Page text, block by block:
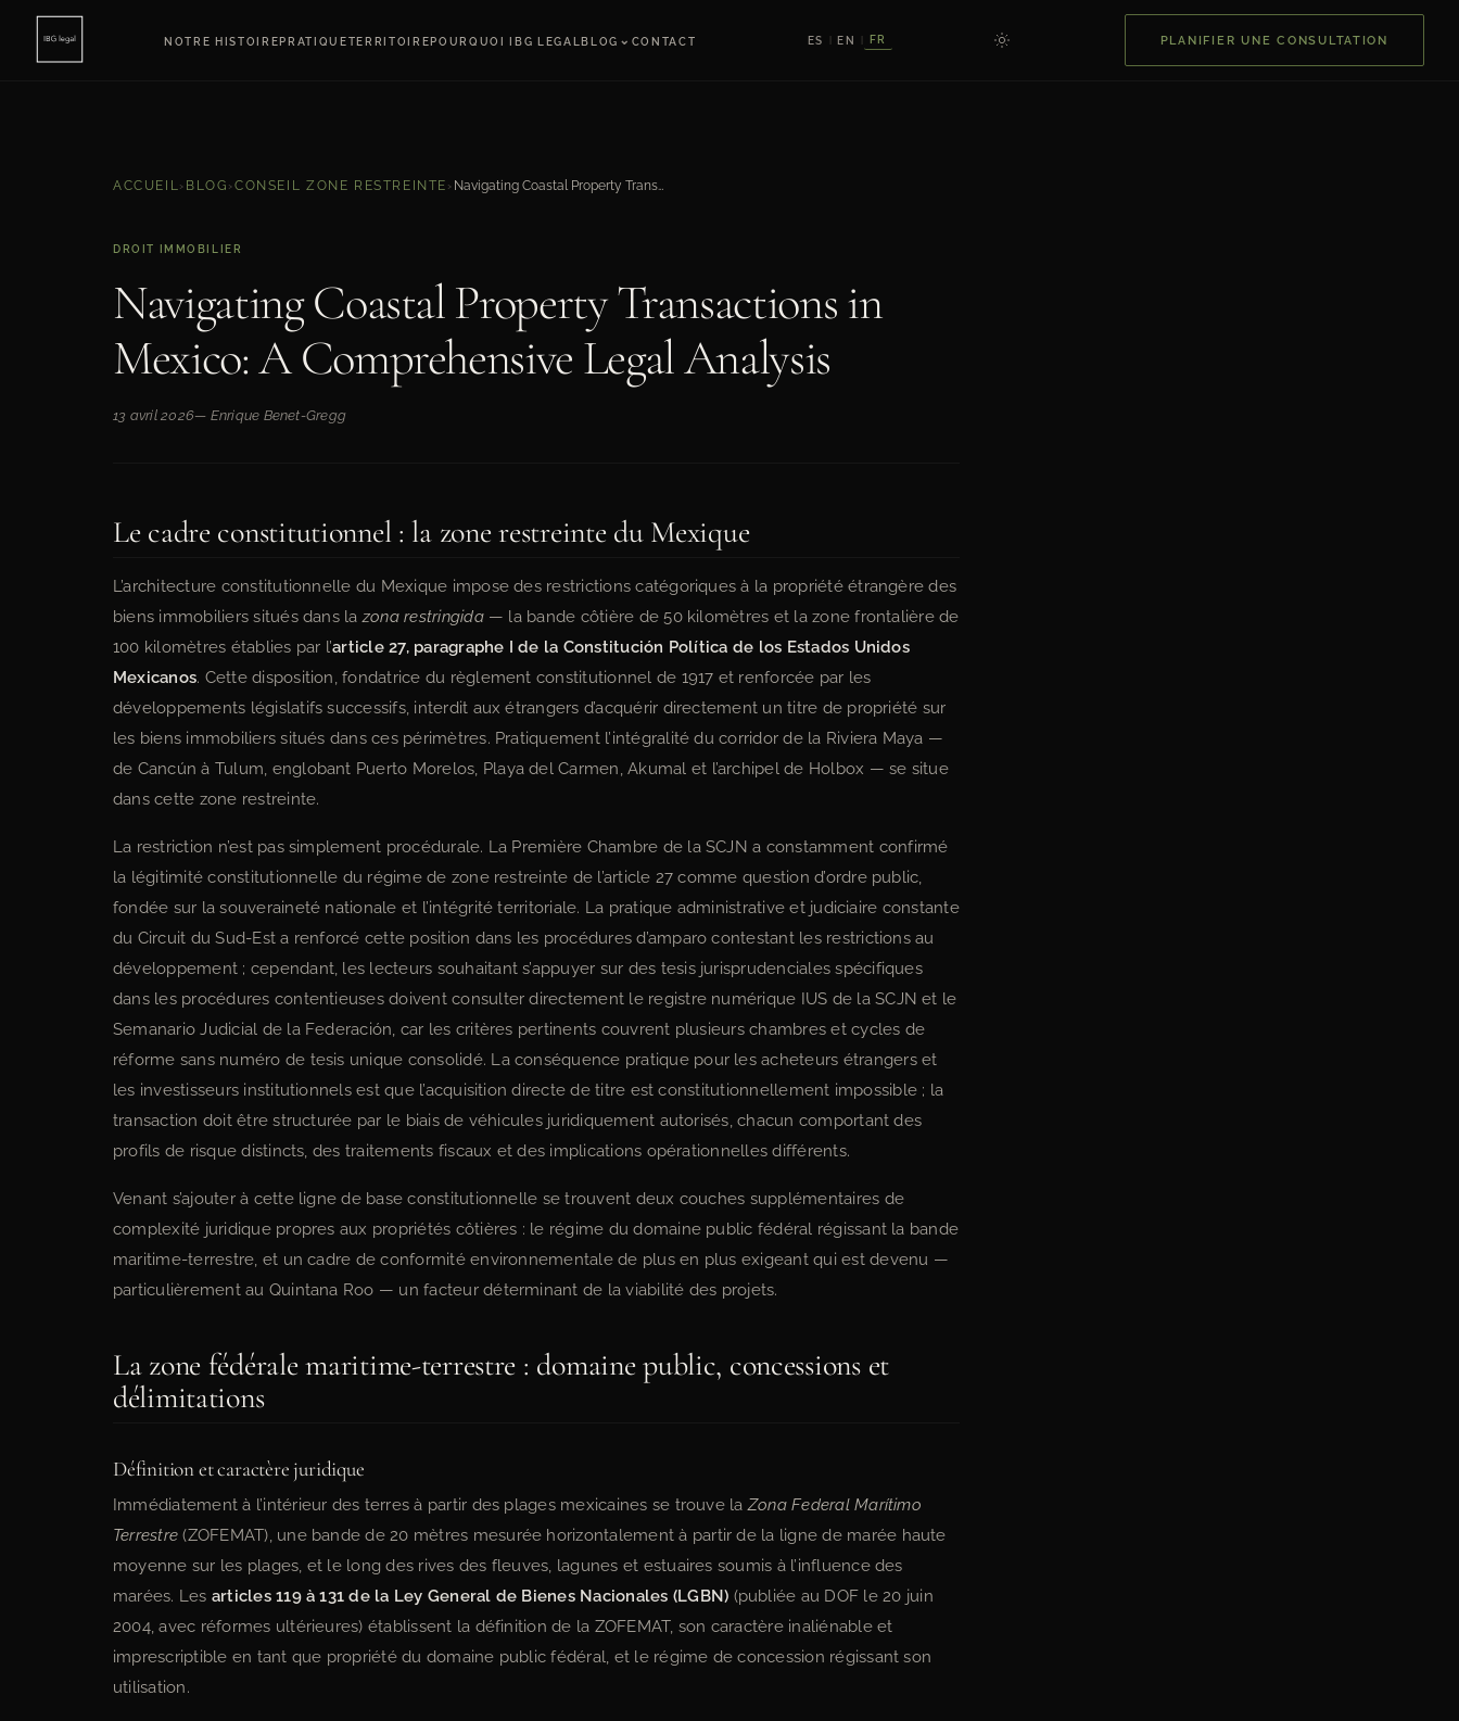
NOTRE HISTOIREPRATIQUETERRITOIREPOURQUOI IBG LEGALBLOG ⌄ CONTACT ES EN FR PLANIFIER UNE CONSULTATION
ACCUEIL › BLOG ›CONSEIL ZONE RESTREINTE › Navigating Coastal Property Transactions in Mexico: A Comprehensive Legal Analysis
DROIT IMMOBILIER
Navigating Coastal Property Transactions in
Mexico: A Comprehensive Legal Analysis
13 avril 2026— Enrique Benet-Gregg
Le cadre constitutionnel : la zone restreinte du Mexique
L’architecture constitutionnelle du Mexique impose des restrictions catégoriques à la propriété étrangère des
biens immobiliers situés dans lazona restringida— la bande côtière de 50 kilomètres et la zone frontalière de
100 kilomètres établies par l’article 27, paragraphe I de la Constitución Política de los Estados Unidos
Mexicanos. Cette disposition, fondatrice du règlement constitutionnel de 1917 et renforcée par les
développements législatifs successifs, interdit aux étrangers d’acquérir directement un titre de propriété sur
les biens immobiliers situés dans ces périmètres. Pratiquement l’intégralité du corridor de la Riviera Maya —
de Cancún à Tulum, englobant Puerto Morelos, Playa del Carmen, Akumal et l’archipel de Holbox — se situe
dans cette zone restreinte.
La restriction n’est pas simplement procédurale. La Première Chambre de la SCJN a constamment confirmé
la légitimité constitutionnelle du régime de zone restreinte de l’article 27 comme question d’ordre public,
fondée sur la souveraineté nationale et l’intégrité territoriale. La pratique administrative et judiciaire constante
du Circuit du Sud-Est a renforcé cette position dans les procédures d’amparo contestant les restrictions au
développement ; cependant, les lecteurs souhaitant s’appuyer sur des tesis jurisprudenciales spécifiques
dans les procédures contentieuses doivent consulter directement le registre numérique IUS de la SCJN et le
Semanario Judicial de la Federación, car les critères pertinents couvrent plusieurs chambres et cycles de
réforme sans numéro de tesis unique consolidé. La conséquence pratique pour les acheteurs étrangers et
les investisseurs institutionnels est que l’acquisition directe de titre est constitutionnellement impossible ; la
transaction doit être structurée par le biais de véhicules juridiquement autorisés, chacun comportant des
profils de risque distincts, des traitements fiscaux et des implications opérationnelles différents.
Venant s’ajouter à cette ligne de base constitutionnelle se trouvent deux couches supplémentaires de
complexité juridique propres aux propriétés côtières : le régime du domaine public fédéral régissant la bande
maritime-terrestre, et un cadre de conformité environnementale de plus en plus exigeant qui est devenu —
particulièrement au Quintana Roo — un facteur déterminant de la viabilité des projets.
La zone fédérale maritime-terrestre : domaine public, concessions et
délimitations
Définition et caractère juridique
Immédiatement à l’intérieur des terres à partir des plages mexicaines se trouve laZona Federal Marítimo
Terrestre (ZOFEMAT), une bande de 20 mètres mesurée horizontalement à partir de la ligne de marée haute
moyenne sur les plages, et le long des rives des fleuves, lagunes et estuaires soumis à l’influence des
marées. Les articles 119 à 131 de la Ley General de Bienes Nacionales (LGBN) (publiée au DOF le 20 juin
2004, avec réformes ultérieures) établissent la définition de la ZOFEMAT, son caractère inaliénable et
imprescriptible en tant que propriété du domaine public fédéral, et le régime de concession régissant son
utilisation.